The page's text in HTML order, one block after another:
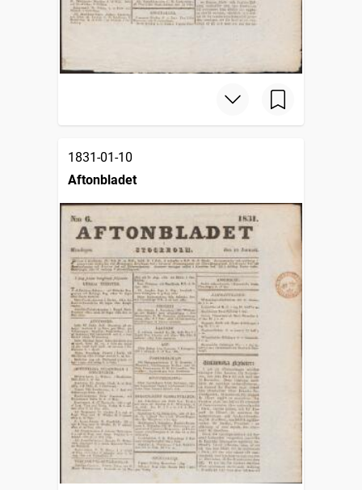
1831-01-10
Aftonbladet